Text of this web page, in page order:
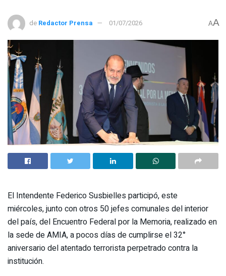
de Redactor Prensa 01/07/2026 AA
El Intendente Federico Susbielles participó, este
miércoles, junto con otros 50 jefes comunales del interior
del país, del Encuentro Federal por la Memoria, realizado en
la sede de AMIA, a pocos días de cumplirse el 32°
aniversario del atentado terrorista perpetrado contra la
institución.